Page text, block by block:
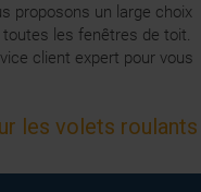
proposons un large choix
les fenêtres de toit.
client expert pour vous
les volets roulants